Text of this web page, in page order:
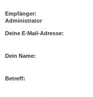
Empfänger:
Administrator
Deine E-Mail-Adresse:
Dein Name:
Betreff: